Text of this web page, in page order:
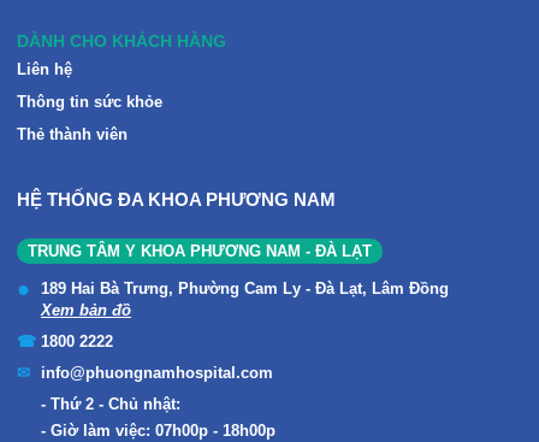
DÀNH CHO KHÁCH HÀNG
Liên hệ
Thông tin sức khỏe
Thẻ thành viên
HỆ THỐNG ĐA KHOA PHƯƠNG NAM
TRUNG TÂM Y KHOA PHƯƠNG NAM - ĐÀ LẠT
189 Hai Bà Trưng, Phường Cam Ly - Đà Lạt, Lâm Đồng
Xem bản đồ
1800 2222
info@phuongnamhospital.com
Thứ 2 - Chủ nhật:
Giờ làm việc: 07h00p - 18h00p